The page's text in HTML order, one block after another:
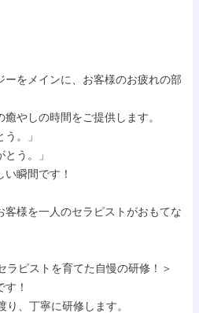
ーをメインに、お客様のお疲れの部
やしの時間をご提供します。
。」
う。」
瞬間です！
様を一人のセラピストがおもてな
ラピストを育てた自慢の研修！＞
！
、丁寧に研修します。